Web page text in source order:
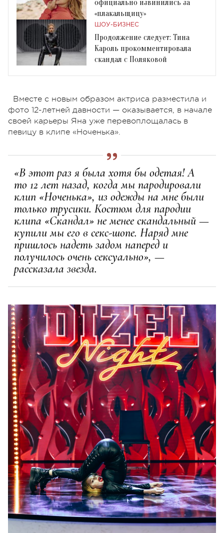
официально извинились за
«плакальщицу»
ШОУ-БИЗНЕС
Продолжение следует: Тина
Кароль прокомментировала
скандал с Поляковой
Вместе с новым образом актриса разместила и
фото 12-летней давности — оказывается, в начале
своей карьеры Яна уже перевоплощалась в
певицу в клипе «Ноченька».
«В этот раз я была хотя бы одетая! А
то 12 лет назад, когда мы пародировали
клип «Ноченька», из одежды на мне были
только трусики. Костюм для пародии
клипа «Скандал» не менее скандальный —
купили мы его в секс-шопе. Наряд мне
пришлось надеть задом наперед и
получилось очень сексуально», —
рассказала звезда.